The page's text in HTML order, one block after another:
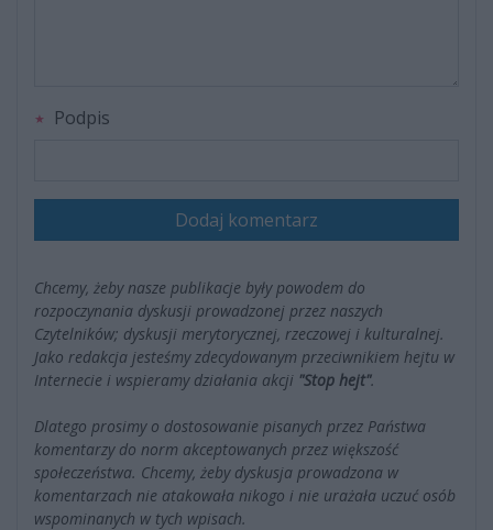
Podpis
Dodaj komentarz
Chcemy, żeby nasze publikacje były powodem do
rozpoczynania dyskusji prowadzonej przez naszych
Czytelników; dyskusji merytorycznej, rzeczowej i kulturalnej.
Jako redakcja jesteśmy zdecydowanym przeciwnikiem hejtu w
Internecie i wspieramy działania akcji "Stop hejt".
Dlatego prosimy o dostosowanie pisanych przez Państwa
komentarzy do norm akceptowanych przez większość
społeczeństwa. Chcemy, żeby dyskusja prowadzona w
komentarzach nie atakowała nikogo i nie urażała uczuć osób
wspominanych w tych wpisach.